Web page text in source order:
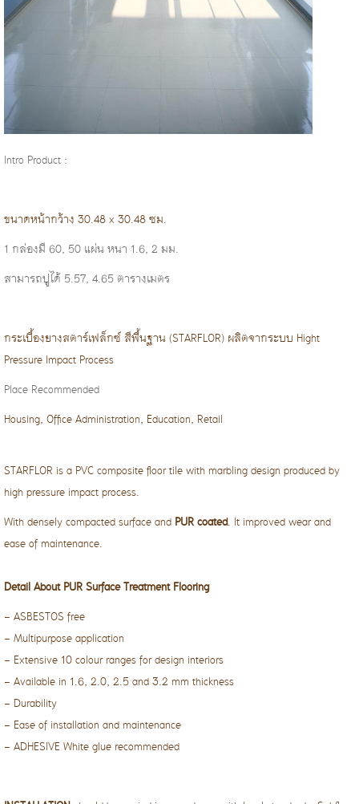
Intro Product :
ขนาดหน้ากว้าง 30.48 x 30.48 ซม.
1 กล่องมี 60, 50 แผ่นหนา 1.6, 2 มม.
สามารถปูได้ 5.57, 4.65 ตารางเมตร
กระเบื้องยางสตาร์เฟล็กซ์ สีพื้นฐาน (STARFLOR) ผลิตจากระบบ Hight
Pressure Impact Process
Place Recommended
Housing, Office Administration, Education, Retail
STARFLOR is a PVC composite floor tile with marbling design produced by
high pressure impact process.
With densely compacted surface andPUR coated. It improved wear and
ease of maintenance.
Detail About PUR Surface Treatment Flooring
- ASBESTOS free
- Multipurpose application
- Extensive 10 colour ranges for design interiors
- Available in 1.6, 2.0, 2.5 and 3.2 mm thickness
- Durability
- Ease of installation and maintenance
- ADHESIVE White glue recommended